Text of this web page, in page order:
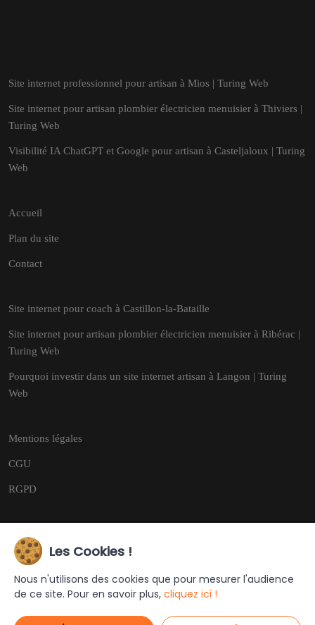
Site internet professionnel pour artisan à Mios | Turing Web
Site internet pour artisan plombier électricien menuisier à Thiviers |
Turing Web
Visibilité IA ChatGPT et Google pour artisan à Casteljaloux | Turing
Web
Accueil
Plan du site
Contact
Site internet pour coach à Castillon-la-Bataille
Site internet pour artisan plombier électricien menuisier à Ribérac |
Turing Web
Pourquoi investir dans un site internet artisan à Langon | Turing
Web
Mentions légales
CGU
RGPD
Copyright © 2026
Ce site a été créé et est géré par Turing Web
Les Cookies !
Nous n'utilisons des cookies que pour mesurer l'audience
de ce site. Pour en savoir plus, cliquez ici !